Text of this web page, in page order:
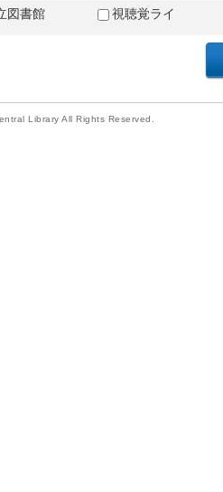
図書館 視聴覚ライ
Library All Rights Reserved.